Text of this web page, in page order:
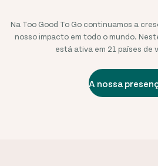
Na Too Good To Go continuamos a
nosso impacto em todo o mundo.
está ativa em 21 países de
A nossa